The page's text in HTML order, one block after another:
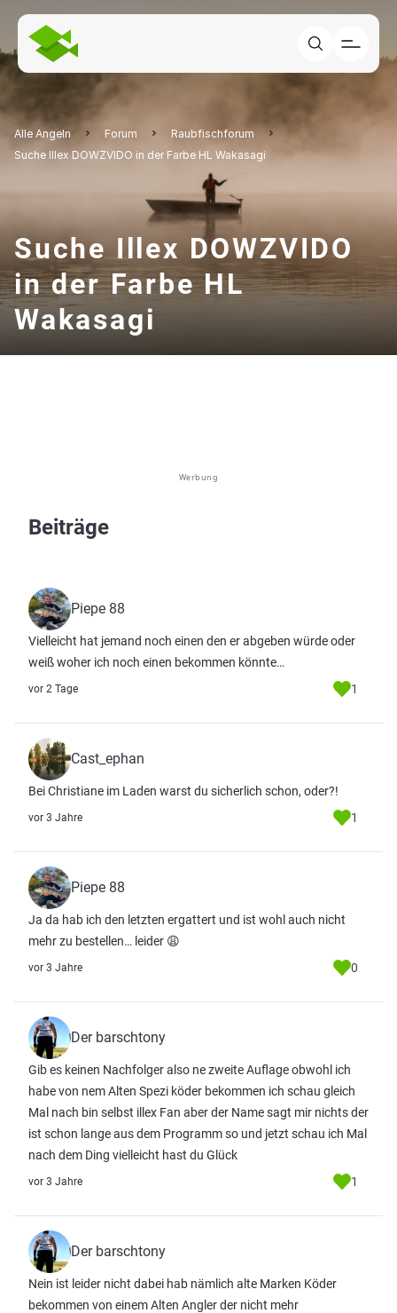
Alle Angeln Forum
Raubfischforum
Suche Illex DOWZVIDO in der Farbe HL Wakasagi
Suche Illex DOWZVIDO
in der Farbe HL
Wakasagi
Werbung
Beiträge
Piepe 88
Vielleicht hat jemand noch einen den er abgeben würde oder
weiß woher ich noch einen bekommen könnte…
vor 2 Tage 1
Cast_ephan
Bei Christiane im Laden warst du sicherlich schon, oder?!
vor 3 Jahre 1
Piepe 88
Ja da hab ich den letzten ergattert und ist wohl auch nicht
mehr zu bestellen… leider 😩
vor 3 Jahre 0
Der barschtony
Gib es keinen Nachfolger also ne zweite Auflage obwohl ich
habe von nem Alten Spezi köder bekommen ich schau gleich
Mal nach bin selbst illex Fan aber der Name sagt mir nichts der
ist schon lange aus dem Programm so und jetzt schau ich Mal
nach dem Ding vielleicht hast du Glück
vor 3 Jahre 1
Der barschtony
Nein ist leider nicht dabei hab nämlich alte Marken Köder
bekommen von einem Alten Angler der nicht mehr